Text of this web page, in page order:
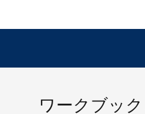
ワークブッ